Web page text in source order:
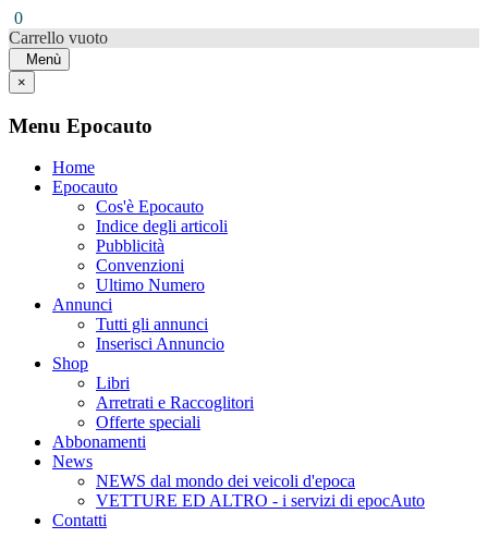
0
Carrello vuoto
Menù
×
Menu Epocauto
Home
Epocauto
Cos'è Epocauto
Indice degli articoli
Pubblicità
Convenzioni
Ultimo Numero
Annunci
Tutti gli annunci
Inserisci Annuncio
Shop
Libri
Arretrati e Raccoglitori
Offerte speciali
Abbonamenti
News
NEWS dal mondo dei veicoli d'epoca
VETTURE ED ALTRO - i servizi di epocAuto
Contatti